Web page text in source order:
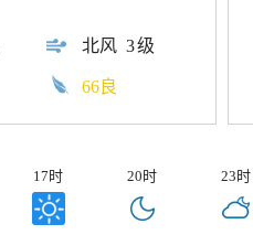
北风 3级
66良
17时 20时 23时